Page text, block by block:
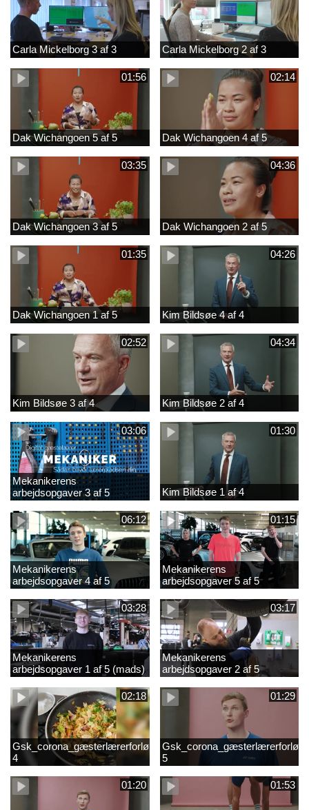
Carla Mickelborg 3 af 3 Carla Mickelborg 2 af 3
01:56
Dak Wichangoen 5 af 5
02:14
Dak Wichangoen 4 af 5
03:35
Dak Wichangoen 3 af 5
04:36
Dak Wichangoen 2 af 5
01:35
Dak Wichangoen 1 af 5
04:26
Kim Bildsøe 4 af 4
02:52
Kim Bildsøe 3 af 4
04:34
Kim Bildsøe 2 af 4
03:06
Mekanikerens
arbejdsopgaver 3 af 5
(lærepladssøgning)
01:30
Kim Bildsøe 1 af 4
06:12
Mekanikerens
arbejdsopgaver 4 af 5
(Frederik Vesti)
01:15
Mekanikerens
arbejdsopgaver 5 af 5
(Frederik Vesti)
03:28
Mekanikerens
arbejdsopgaver 1 af 5 (mads)
03:17
Mekanikerens
arbejdsopgaver 2 af 5
(magnus)
02:18
Gsk_corona_gæsterlærerforløb_Axelsen_del
4
01:29
5
01:20 01:53